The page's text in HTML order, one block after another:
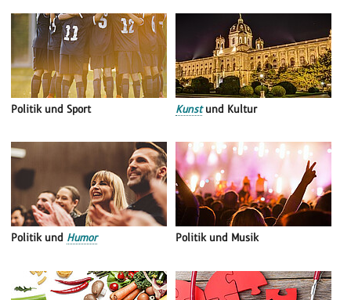
Politik und Sport Kunstund Kultur
Politik und Humor Politik und Musik